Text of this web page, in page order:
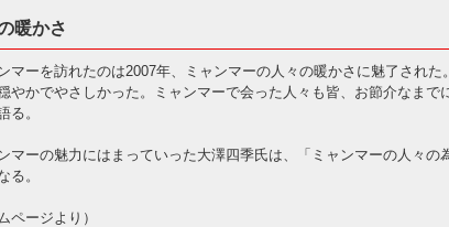
暖かさ
マーを訪れたのは2007年、ミャンマーの人々の暖かさに魅了された
やかでやさしかった。ミャンマーで会った人々も皆、お節介なまで
る。
マーの魅力にはまっていった大澤四季氏は、「ミャンマーの人々の
る。
ページより）